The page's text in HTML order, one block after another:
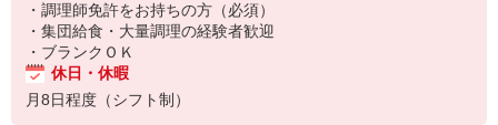
・調理師免許をお持ちの方（必須）
・集団給食・大量調理の経験者歓迎
・ブランクＯＫ
休日・休暇
月8日程度（シフト制）